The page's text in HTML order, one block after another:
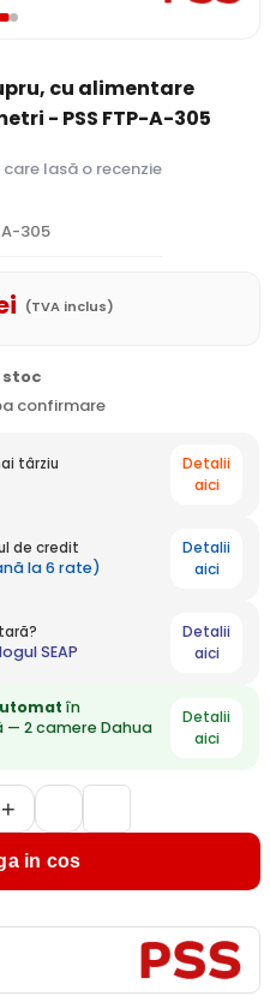
cu alimentare
- PSS FTP-A-305
care lasă o recenzie
305
(TVA inclus)
stoc
confirmare
târziu
Detalii
aici
de credit
la 6 rate)
Detalii
aici
SEAP
Detalii
aici
în
2 camere Dahua
Detalii
aici
+
in cos